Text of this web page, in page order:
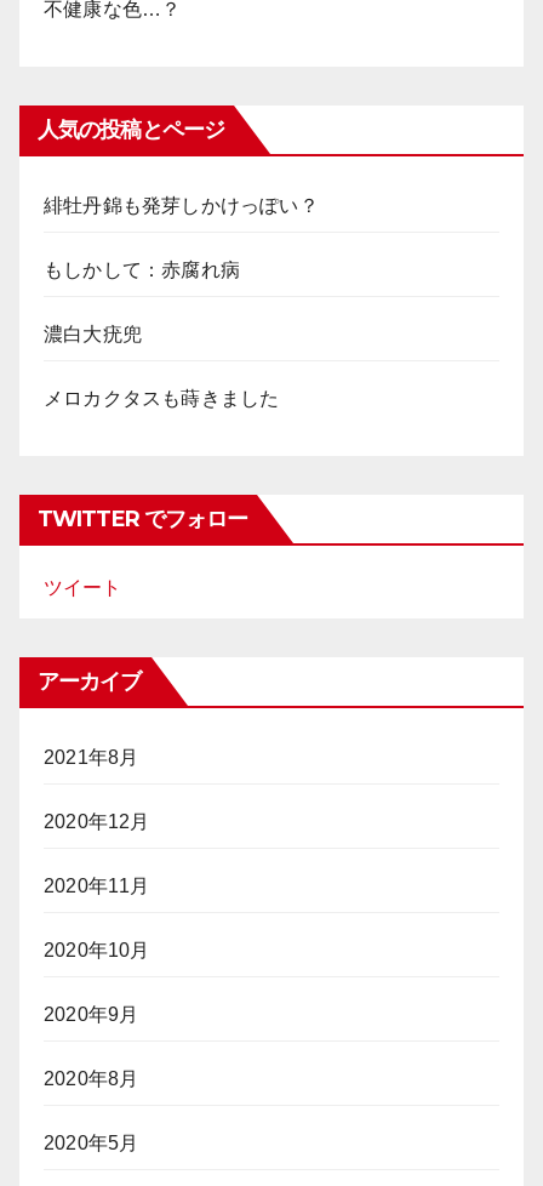
不健康な色…？
人気の投稿とページ
緋牡丹錦も発芽しかけっぽい？
もしかして：赤腐れ病
濃白大疣兜
メロカクタスも蒔きました
TWITTER でフォロー
ツイート
アーカイブ
2021年8月
2020年12月
2020年11月
2020年10月
2020年9月
2020年8月
2020年5月